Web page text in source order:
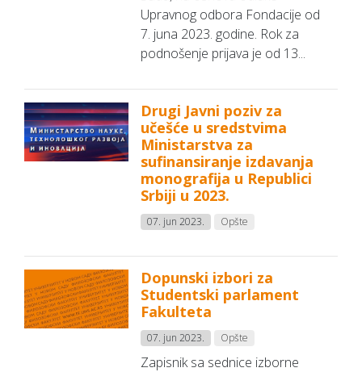
Upravnog odbora Fondacije od
7. juna 2023. godine. Rok za
podnošenje prijava je od 13...
Drugi Javni poziv za
učešće u sredstvima
Ministarstva za
sufinansiranje izdavanja
monografija u Republici
Srbiji u 2023.
07. jun 2023. Opšte
Dopunski izbori za
Studentski parlament
Fakulteta
07. jun 2023. Opšte
Zapisnik sa sednice izborne